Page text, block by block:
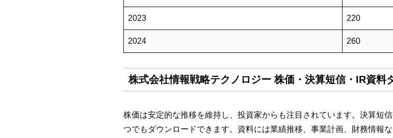
2023 220
2024 260
株式会社情報戦略テクノロジー 株価・決算短信・IR資料
株価は安定的な推移を維持し、投資家からも注目されています。決算短
つでもダウンロードできます。資料には業績推移、事業計画、財務情報